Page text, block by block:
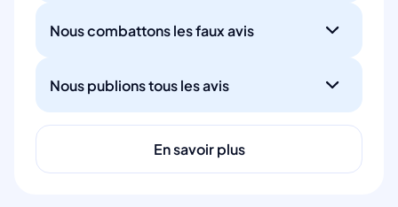
Nous combattons les faux avis
Nous publions tous les avis
En savoir plus